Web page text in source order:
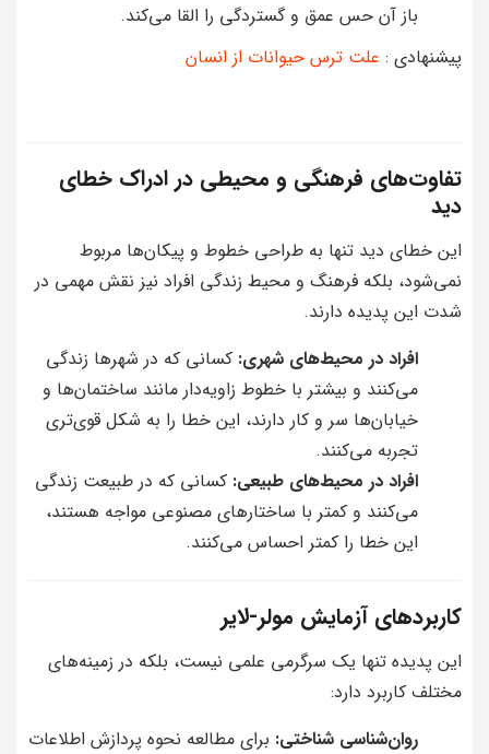
باز آن حس عمق و گستردگی را القا می‌کند.
پیشنهادی : علت ترس حیوانات از انسان
تفاوت‌های فرهنگی و محیطی در ادراک خطای
دید
این خطای دید تنها به طراحی خطوط و پیکان‌ها مربوط
نمی‌شود، بلکه فرهنگ و محیط زندگی افراد نیز نقش مهمی در
شدت این پدیده دارند.
افراد در محیط‌های شهری: کسانی که در شهرها زندگی
می‌کنند و بیشتر با خطوط زاویه‌دار مانند ساختمان‌ها و
خیابان‌ها سر و کار دارند، این خطا را به شکل قوی‌تری
تجربه می‌کنند.
افراد در محیط‌های طبیعی: کسانی که در طبیعت زندگی
می‌کنند و کمتر با ساختارهای مصنوعی مواجه هستند،
این خطا را کمتر احساس می‌کنند.
کاربردهای آزمایش مولر-لایر
این پدیده تنها یک سرگرمی علمی نیست، بلکه در زمینه‌های
مختلف کاربرد دارد:
روان‌شناسی شناختی: برای مطالعه نحوه پردازش اطلاعات